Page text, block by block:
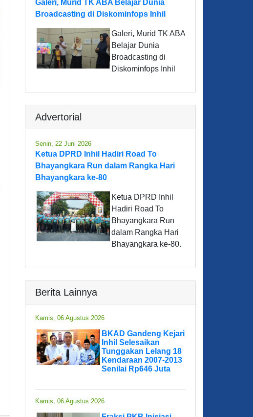
Galeri, Murid TK ABA Belajar Dunia
Broadcasting di Diskominfops Inhil
Galeri, Murid TK ABA
Belajar Dunia
Broadcasting di
Diskominfops Inhil
Advertorial
Senin, 22 Juni 2026
Ketua DPRD Inhil Hadiri Road To
Bhayangkara Run dalam Rangka Hari
Bhayangkara ke-80
Ketua DPRD Inhil
Hadiri Road To
Bhayangkara Run
dalam Rangka Hari
Bhayangkara ke-80.
Berita Lainnya
Kamis, 06 Agustus 2026
BKAD Gandeng Kejari
Inhil Selesaikan
Tunggakan Lelang 18
Kendaraan 2007-2013
Senilai Rp646 Juta
Kamis, 06 Agustus 2026